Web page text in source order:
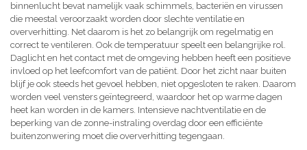
binnenlucht bevat namelijk vaak schimmels, bacteriën en virussen
die meestal veroorzaakt worden door slechte ventilatie en
oververhitting. Net daarom is het zo belangrijk om regelmatig en
correct te ventileren. Ook de temperatuur speelt een belangrijke rol.
Daglicht en het contact met de omgeving hebben heeft een positieve
invloed op het leefcomfort van de patiënt. Door het zicht naar buiten
blijf je ook steeds het gevoel hebben, niet opgesloten te raken. Daarom
worden veel vensters geïntegreerd, waardoor het op warme dagen
heet kan worden in de kamers. Intensieve nachtventilatie en de
beperking van de zonne-instraling overdag door een efficiënte
buitenzonwering moet die oververhitting tegengaan.